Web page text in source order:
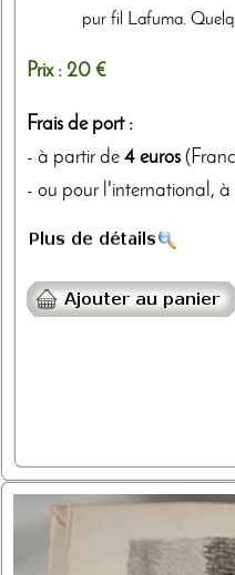
pur fil Lafuma.
Prix : 20 €
Frais de port :
- à partir de 4 euros
- ou pour l'international, à